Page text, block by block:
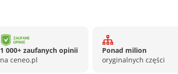
1 000+ zaufanych opinii
na ceneo.pl
Ponad milion
oryginalnych części